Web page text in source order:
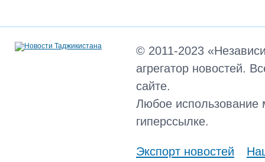
© 2011-2023
агрегатор новостей.
сайте.
Любое использование
гиперссылке.
Экспорт новостей